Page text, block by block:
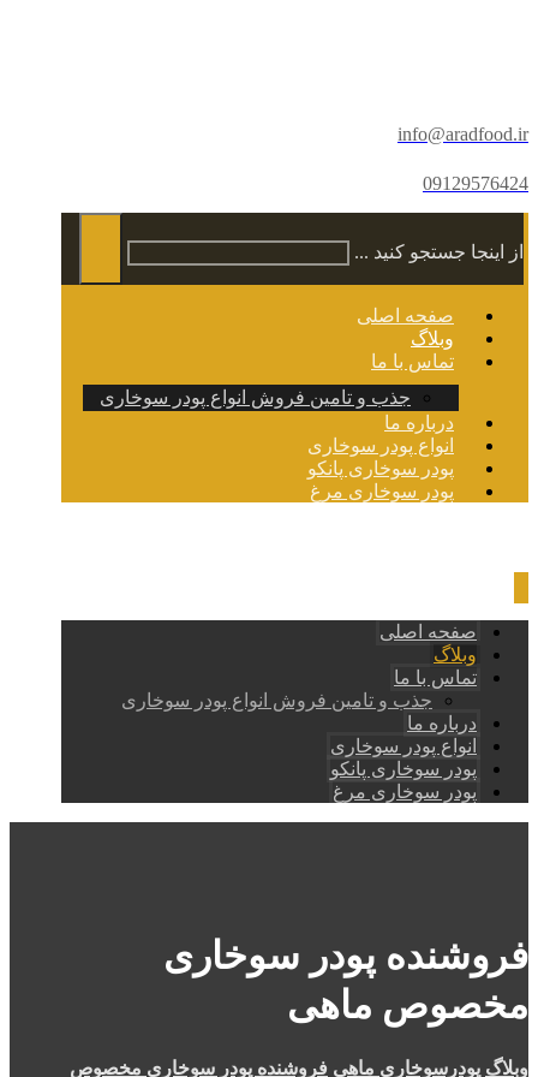
info@aradfood.ir
09129576424
از اینجا جستجو کنید ...
صفحه اصلی
وبلاگ
تماس با ما
جذب و تامین فروش انواع پودر سوخاری
درباره ما
انواع پودر سوخاری
پودر سوخاری پانکو
پودر سوخاری مرغ
صفحه اصلی
وبلاگ
تماس با ما
جذب و تامین فروش انواع پودر سوخاری
درباره ما
انواع پودر سوخاری
پودر سوخاری پانکو
پودر سوخاری مرغ
فروشنده پودر سوخاری
مخصوص ماهی
وبلاگ پودرسوخاری ماهی فروشنده پودر سوخاری مخصوص